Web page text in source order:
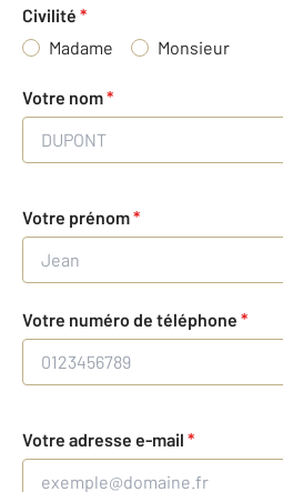
Civilité *
Madame
Monsieur
Votre nom*
Votre prénom*
Votre numéro de téléphone *
Votre adresse e-mail *